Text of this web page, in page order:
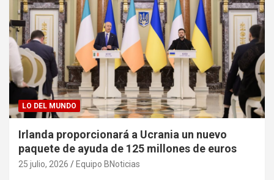
LO DEL MUNDO
Irlanda proporcionará a Ucrania un nuevo
paquete de ayuda de 125 millones de euros
25 julio, 2026 Equipo BNoticias